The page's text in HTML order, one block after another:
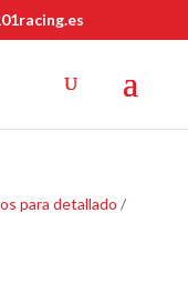
para detallado /